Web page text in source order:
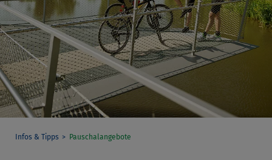
Infos & Tipps Pauschalangebote